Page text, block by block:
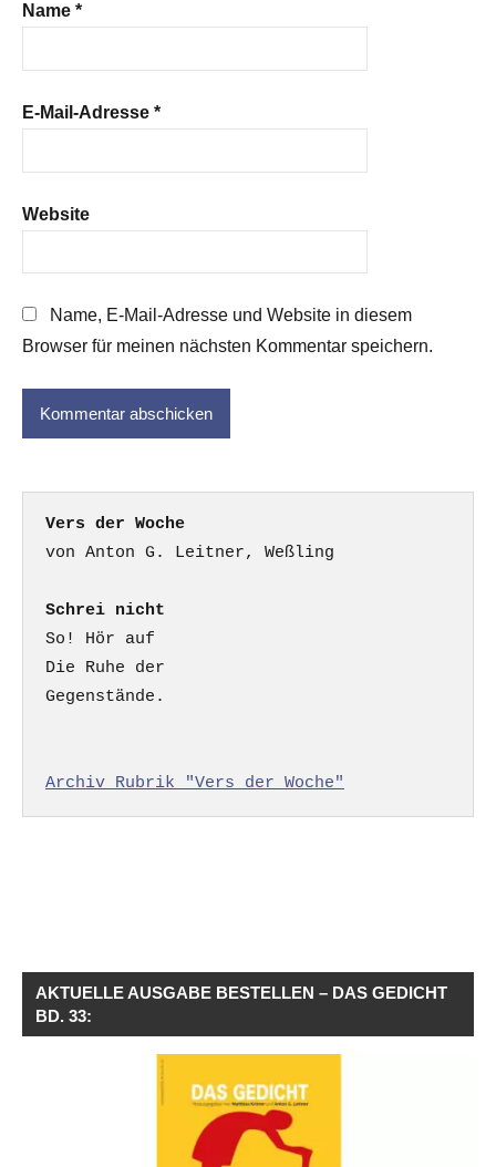
Name *
E-Mail-Adresse *
Website
Name, E-Mail-Adresse und Website in diesem
Browser für meinen nächsten Kommentar speichern.
Vers der Woche
Schrei nicht
So! Hör auf
Die Ruhe der
Gegenstände.
Archiv Rubrik "Vers der Woche"
AKTUELLE AUSGABE BESTELLEN – DAS GEDICHT
BD. 33: